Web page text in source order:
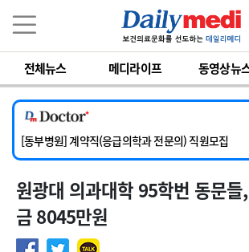
전체뉴스 메디라이프 동영상뉴
[서울아산병원] 2026년 하반기 인턴 모집
[영남대학교의료원] 마취통증의학과 임기제 임상의
[충남대학교병원] 소아청소년과(소아응급전담) 계약
[동부병원] 계약직(응급의학과 전문의) 직원모집
[이대목동병원] 하반기 전공의(레지던트1년차) 모집
[서울아산병원] 2026년 하반기 인턴 모집
[영남대학교의료원] 마취통증의학과 임기제 임상의사
원광대 의과대학 95학번 동문
금 8045만원